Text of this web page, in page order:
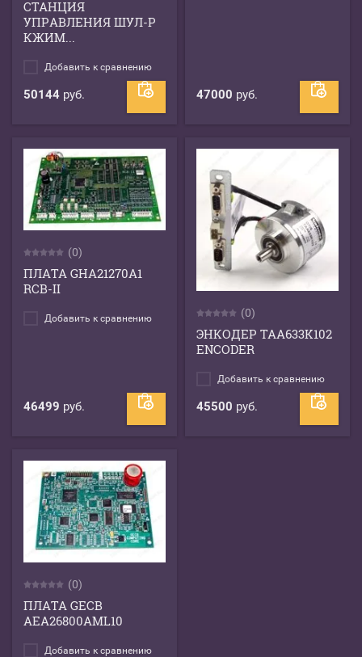
СТАНЦИЯ
УПРАВЛЕНИЯ ШУЛ-Р
КЖИМ...
Добавить к сравнению
50144 руб. 47000 руб.
(0)
ПЛАТА GHA21270A1
RCB-II
Добавить к сравнению
46499 руб.
(0)
ЭНКОДЕР TAA633K102
ENCODER
Добавить к сравнению
45500 руб.
(0)
ПЛАТА GECB
AEA26800AML10
Добавить к сравнению